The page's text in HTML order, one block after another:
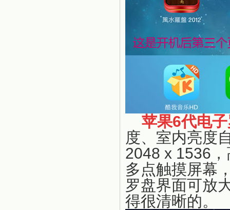
苹果6代电子
度、室内亮度
2048 x 1536
多点触摸屏幕
罗盘界面可放
得很清晰的。